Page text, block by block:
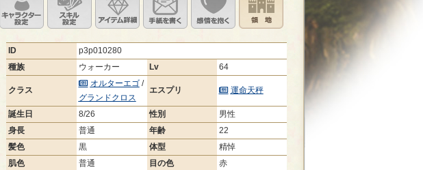
ID
p3p010280
種族
ウォーカー Lv 64
クラス
オルターエゴ/
グランドクロス
エスプリ 運命天秤
誕生日 8/26 性別
男性
身長
普通 年齢
22
髪色
黒 体型
精悼
肌色
普通 目の色 赤